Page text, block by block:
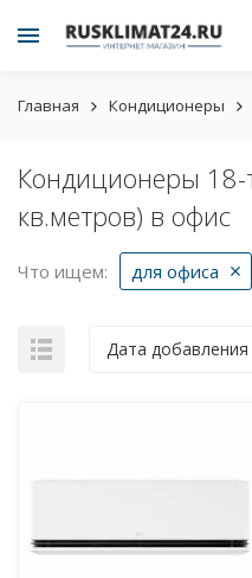
Главная Кондиционеры
Кондиционеры 18-
кв.метров) в офис
Что ищем: для офиса
Дата добавления